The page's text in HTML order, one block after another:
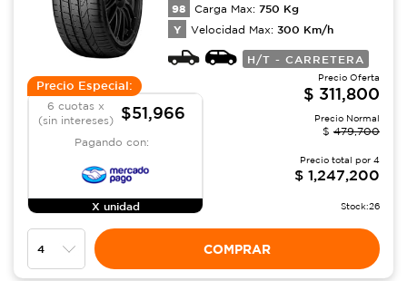
98 Carga Max: 750 Kg
Y Velocidad Max: 300 Km/h
H/T - CARRETERA
Precio Especial:
6 cuotas x
(sin intereses)
$51,966
Pagando con:
X unidad
Precio Oferta
$ 311,800
Precio Normal
$ 479,700
Precio total por 4
$ 1,247,200
Stock:26
COMPRAR